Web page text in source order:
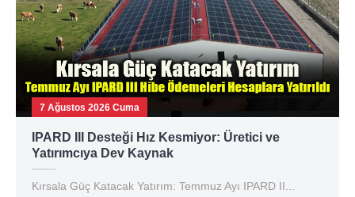
7 Ağustos 2026 Cuma
IPARD III Desteği Hız Kesmiyor: Üretici ve
Yatırımcıya Dev Kaynak
Kırsala Güç Katacak Yatırım: Temmuz Ayı IPARD II...